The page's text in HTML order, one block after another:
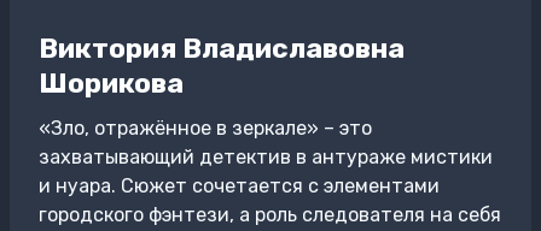
Виктория Владиславовна
Шорикова
«Зло, отражённое в зеркале» – это
захватывающий детектив в антураже мистики
и нуара. Сюжет сочетается с элементами
городского фэнтези, а роль следователя на себя